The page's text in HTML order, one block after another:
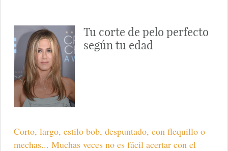
Tu corte de pelo perfecto
según tu edad
Corto, largo, estilo bob, despuntado, con flequillo o
mechas... Muchas veces no es fácil acertar con el